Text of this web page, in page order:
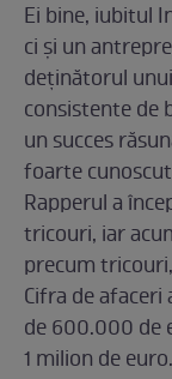
Ei bine, iubitul
ci și un
deținătorul
consistente de
un succes
foarte
Rapperul a
tricouri, iar
precum
Cifra de afaceri
de 600.000 de
1 milion de euro.